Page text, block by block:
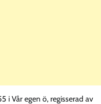
i Vår egen ö, regisserad av